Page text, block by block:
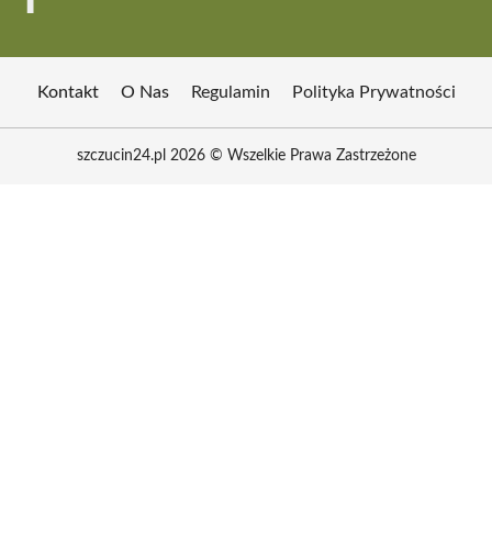
Kontakt O Nas Regulamin Polityka Prywatności
szczucin24.pl 2026 © Wszelkie Prawa Zastrzeżone